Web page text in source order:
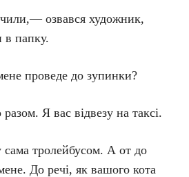
озвався художник,
в папку.
проведе до зупинки?
Я вас відвезу на таксі.
тролейбусом. А от до
До речі, як вашого кота